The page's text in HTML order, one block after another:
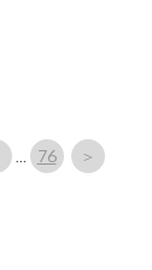
… 76 ＞